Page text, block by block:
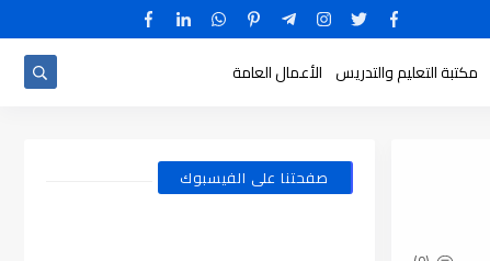
مكتبة التعليم والتدريس الأعمال العامة
صفحتنا على الفيسبوك